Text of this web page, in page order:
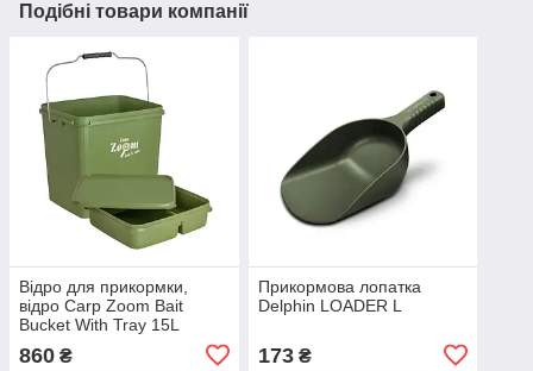
Подібні товари компанії
Відро для прикормки,
відро Carp Zoom Bait
Bucket With Tray 15L
860 ₴
Прикормова лопатка
Delphin LOADER L
173₴